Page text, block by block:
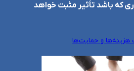
که باشد تأثیر مثبت خواهد
هزینه‌ها و حمایت‌ها